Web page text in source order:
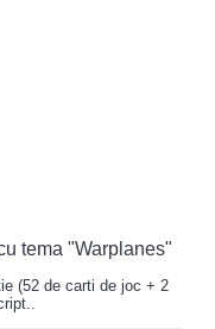
tema "Warplanes"
(52 de carti de joc + 2